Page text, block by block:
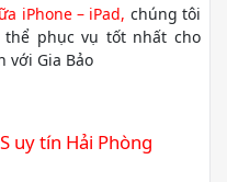
iPhone – iPad, chúng tôi
phục vụ tốt nhất cho
với Gia Bảo
uy tín Hải Phòng